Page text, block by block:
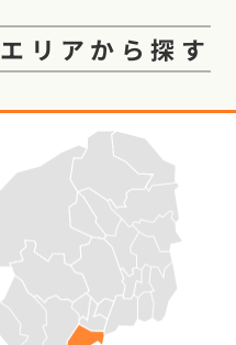
エリア から探す